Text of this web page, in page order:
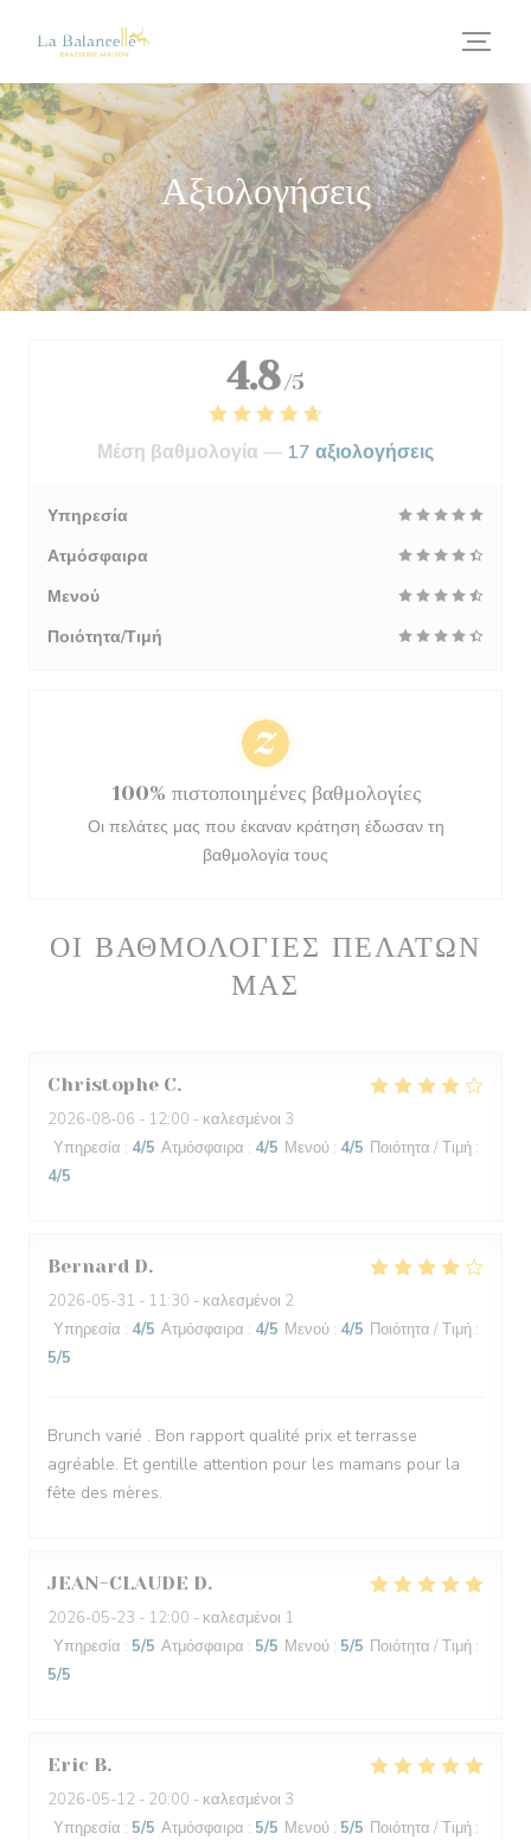
Αξιολογήσεις
ΟΙ ΒΑΘΜΟΛΟΓΊΕΣ ΠΕΛΑΤΏΝ
ΜΑΣ
Christophe C
2026-08-06 - 12:00 - καλεσμένοι 3
Υπηρεσία : 4/5 Ατμόσφαιρα : 4/5 Μενού : 4/5 Ποιότητα / Τιμή :
4/5
Bernard D
2026-05-31 - 11:30 - καλεσμένοι 2
Υπηρεσία : 4/5 Ατμόσφαιρα : 4/5 Μενού : 4/5 Ποιότητα / Τιμή :
5/5
Brunch varié . Bon rapport qualité prix et terrasse
agréable. Et gentille attention pour les mamans pour la
fête des mères.
JEAN-CLAUDE D
2026-05-23 - 12:00 - καλεσμένοι 1
Υπηρεσία : 5/5 Ατμόσφαιρα : 5/5 Μενού : 5/5 Ποιότητα / Τιμή :
5/5
Eric B
2026-05-12 - 20:00 - καλεσμένοι 3
Υπηρεσία : 5/5 Ατμόσφαιρα : 5/5 Μενού : 5/5 Ποιότητα / Τιμή :
4.8 /5
Μέση βαθμολογία — 17 αξιολογήσεις
Υπηρεσία
Ατμόσφαιρα
Μενού
Ποιότητα/Τιμή
100% πιστοποιημένες βαθμολογίες
Οι πελάτες μας που έκαναν κράτηση έδωσαν τη
βαθμολογία τους